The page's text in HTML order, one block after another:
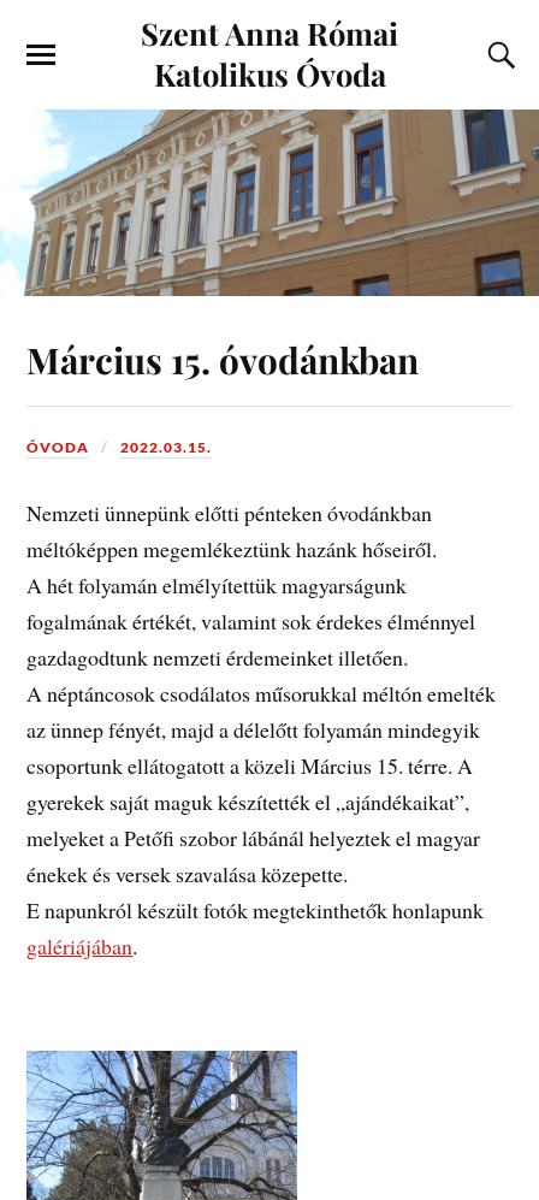
Szent Anna Római
Katolikus Óvoda
Március 15. óvodánkban
ÓVODA 2022.03.15.
Nemzeti ünnepünk előtti pénteken óvodánkban
méltóképpen megemlékeztünk hazánk hőseiről.
A hét folyamán elmélyítettük magyarságunk
fogalmának értékét, valamint sok érdekes élménnyel
gazdagodtunk nemzeti érdemeinket illetően.
A néptáncosok csodálatos műsorukkal méltón emelték
az ünnep fényét, majd a délelőtt folyamán mindegyik
csoportunk ellátogatott a közeli Március 15. térre. A
gyerekek saját maguk készítették el „ajándékaikat”,
melyeket a Petőfi szobor lábánál helyeztek el magyar
énekek és versek szavalása közepette.
E napunkról készült fotók megtekinthetők honlapunk
galériájában.